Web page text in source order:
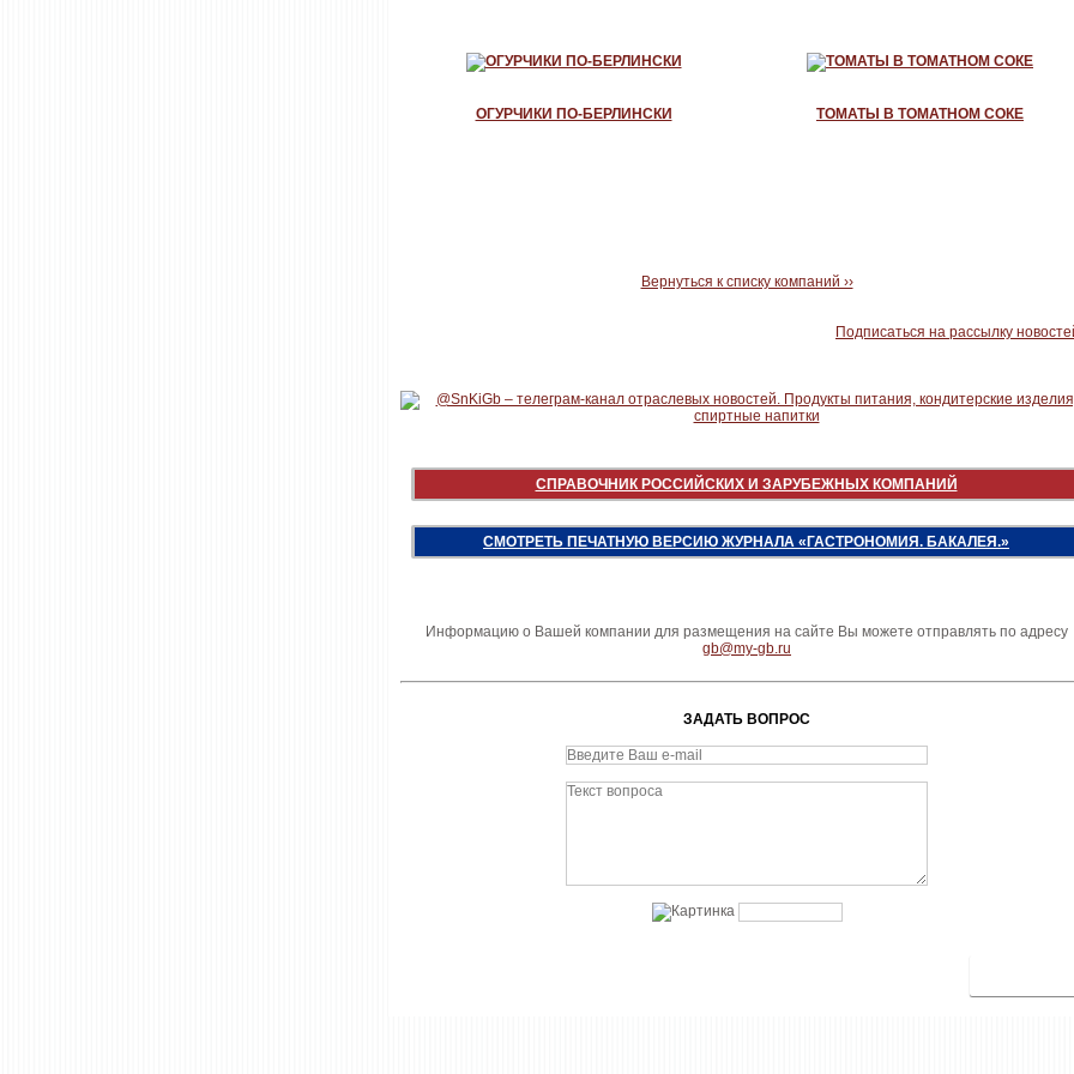
ОГУРЧИКИ ПО-БЕРЛИНСКИ ТОМАТЫ В ТОМАТНОМ СОКЕ
Вернуться к списку компаний ››
Подписаться на рассылку
СПРАВОЧНИК РОССИЙСКИХ И ЗАРУБЕЖНЫХ КОМПАНИЙ
СМОТРЕТЬ ПЕЧАТНУЮ ВЕРСИЮ ЖУРНАЛА «ГАСТРОНОМИЯ. БАКАЛЕЯ.»
Информацию о Вашей компании для размещения на сайте Вы можете отправлять по адресу
gb@my-gb.ru
ЗАДАТЬ ВОПРОС